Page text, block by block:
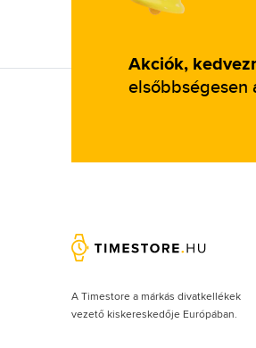
Fila by Lozza (2)
Fossil (1877)
Guess (8154)
Guess by Marciano (68)
Guess Factory (147)
Akciók,
elsőbbségesen
A Timestore a márkás divatkellékek
vezető kiskereskedője Európában.